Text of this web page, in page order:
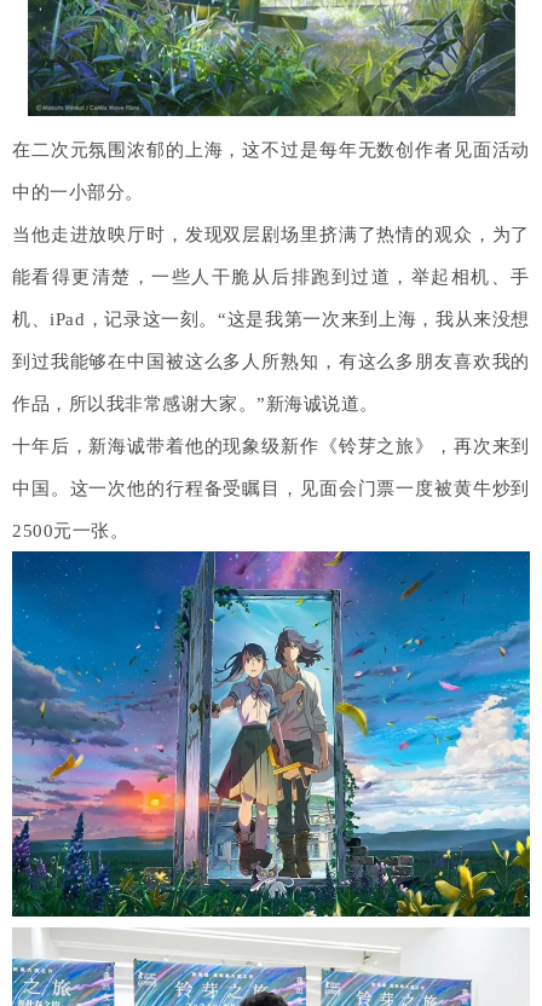
在二次元氛围浓郁的上海，这不过是每年无数创作者见面活动
中的一小部分。
当他走进放映厅时，发现双层剧场里挤满了热情的观众，为了
能看得更清楚，一些人干脆从后排跑到过道，举起相机、手
机、iPad，记录这一刻。“这是我第一次来到上海，我从来没想
到过我能够在中国被这么多人所熟知，有这么多朋友喜欢我的
作品，所以我非常感谢大家。”新海诚说道。
十年后，新海诚带着他的现象级新作《铃芽之旅》，再次来到
中国。这一次他的行程备受瞩目，见面会门票一度被黄牛炒到
2500元一张。